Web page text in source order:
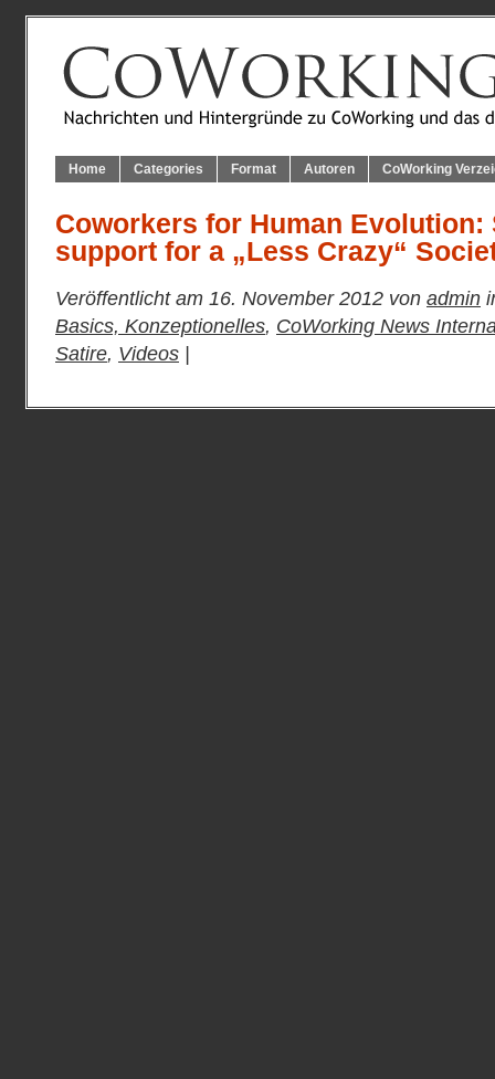
Home Categories Format Autoren CoWorking
Coworkers for Human Evolution:
support for a „Less Crazy“
Veröffentlicht am 16. November 2012 von admin
Basics, Konzeptionelles, CoWorking News
Satire, Videos